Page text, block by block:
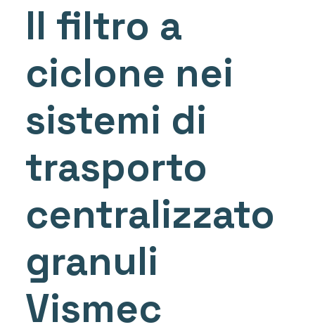
Il filtro a
ciclone nei
sistemi di
trasporto
centralizzato
granuli
Vismec